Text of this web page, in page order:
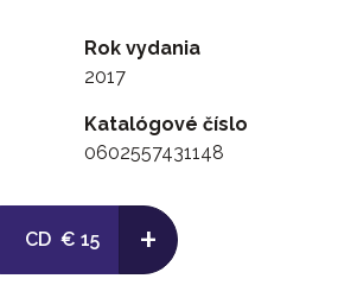
Rok vydania
2017
Katalógové číslo
0602557431148
CD € 15 +